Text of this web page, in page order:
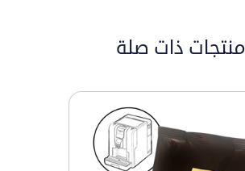
منتجات ذات صلة